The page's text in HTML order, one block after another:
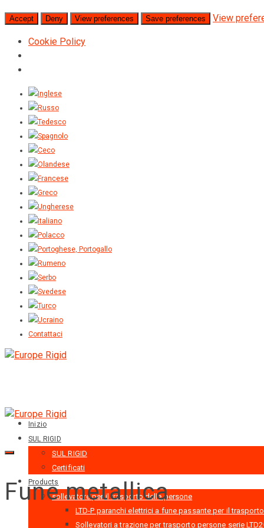
Accept Deny View preferences Save preferences View
Cookie Policy
Contattaci
Inizio
SUL RIGID
SUL RIGID
Certificati
Products
sollevatore per il trasporto delle persone
LTD-P paranchi elettrici a fune passante per il
Sollevatori a trazione per trasporto persone serie
Fune metallica